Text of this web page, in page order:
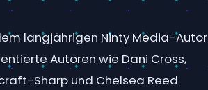
langjährigen Ninty Media-Autor
Autoren wie Dani Cross,
Sharp und Chelsea Reed